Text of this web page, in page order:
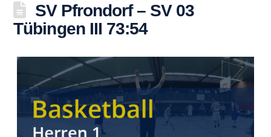
SV Pfrondorf – SV 03
Tübingen III 73:54